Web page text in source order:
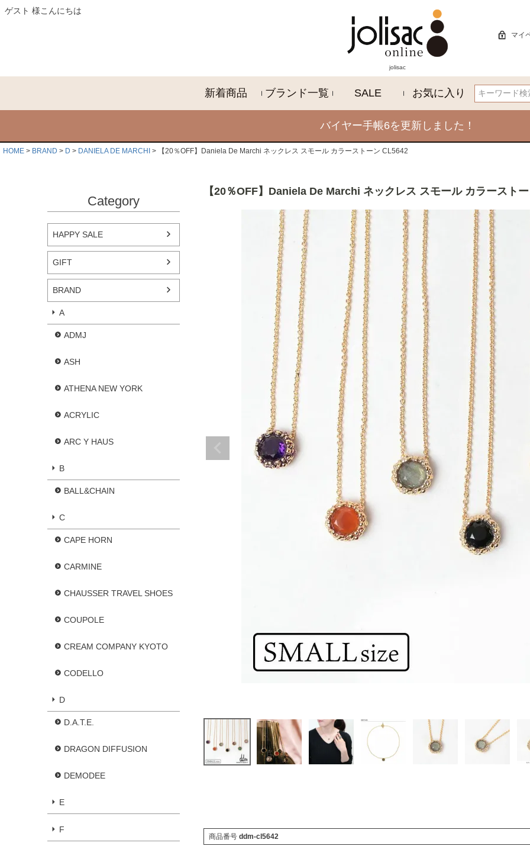
ゲスト 様こんにちは
jolisac
マイ
新着商品 ブランド一覧 SALE お気に入り
検索
バイヤー手帳6を更新しました！
HOME BRAND D DANIELA DE MARCHI 【20％OFF】Daniela De Marchi ネックレス スモール カラーストーン CL5642
Category
HAPPY SALE
GIFT
BRAND
A
ADMJ
ASH
ATHENA NEW YORK
ACRYLIC
ARC Y HAUS
B
BALL&CHAIN
C
CAPE HORN
CARMINE
CHAUSSER TRAVEL SHOES
COUPOLE
CREAM COMPANY KYOTO
CODELLO
D
D.A.T.E.
DRAGON DIFFUSION
DEMODEE
E
F
【20％OFF】Daniela De Marchi ネックレス スモール カラースト
商品番号 ddm-cl5642